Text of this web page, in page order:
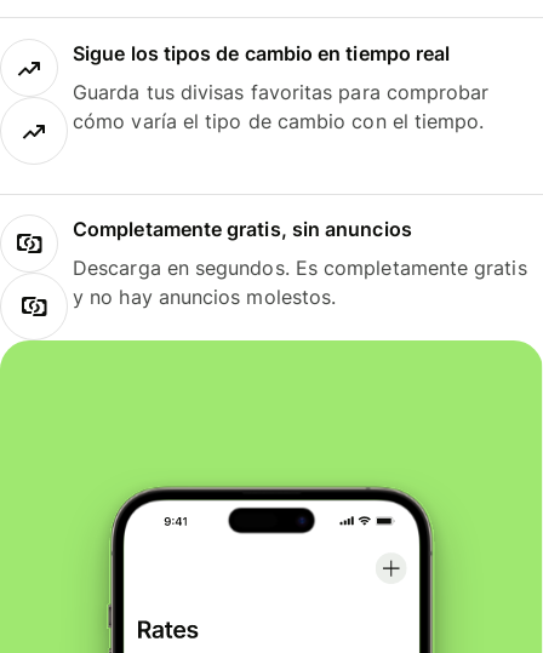
Sigue los tipos de cambio en tiempo real
Guarda tus divisas favoritas para comprobar
cómo varía el tipo de cambio con el tiempo.
Completamente gratis, sin anuncios
Descarga en segundos. Es completamente gratis
y no hay anuncios molestos.